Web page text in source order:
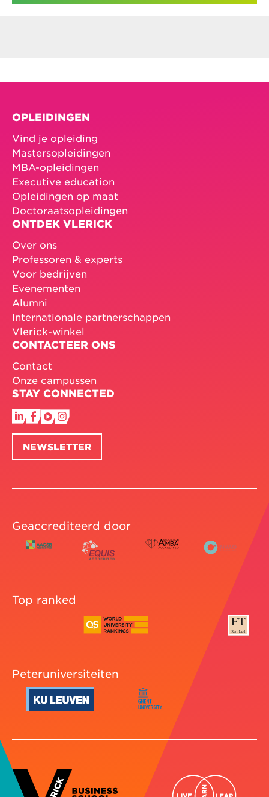
OPLEIDINGEN
Vind je opleiding
Mastersopleidingen
MBA-opleidingen
Executive education
Opleidingen op maat
Doctoraatsopleidingen
ONTDEK VLERICK
Over ons
Professoren & experts
Voor bedrijven
Evenementen
Alumni
Internationale partnerschappen
Vlerick-winkel
CONTACTEER ONS
Contact
Onze campussen
STAY CONNECTED
NEWSLETTER
Geaccrediteerd door
Top ranked
Peteruniversiteiten